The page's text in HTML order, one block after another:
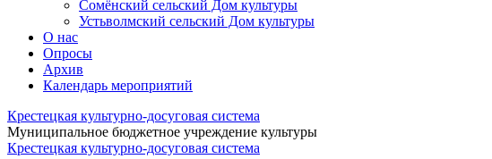
Сомёнский сельский Дом культуры
Устьволмский сельский Дом культуры
О нас
Опросы
Архив
Календарь мероприятий
Крестецкая культурно-досуговая система
Муниципальное бюджетное учреждение культуры
Крестецкая культурно-досуговая система